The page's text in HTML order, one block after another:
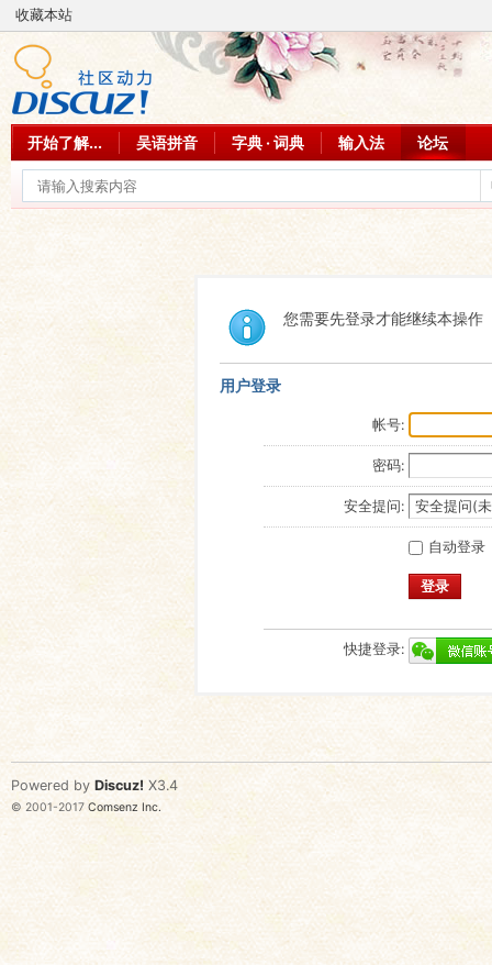
收藏本站
开始了解... 吴语拼音 字典 · 词典 输入法 论坛
您需要先登录才能继续本操作
用户登录
帐号:
密码:
安全提问:
自动登录
登录
快捷登录:
Powered by Discuz! X3.4
© 2001-2017 Comsenz Inc.